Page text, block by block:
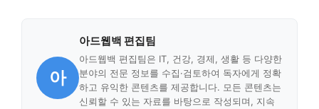
아
아드웹백 편집팀
아드웹백 편집팀은 IT, 건강, 경제, 생활 등 다양한
분야의 전문 정보를 수집·검토하여 독자에게 정확
하고 유익한 콘텐츠를 제공합니다. 모든 콘텐츠는
신뢰할 수 있는 자료를 바탕으로 작성되며, 지속